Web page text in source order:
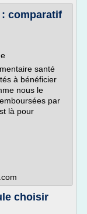
comparatif
santé
à bénéficier
nous le
par
là pour
choisir